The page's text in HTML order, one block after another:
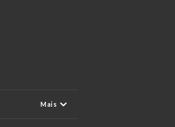
Mais